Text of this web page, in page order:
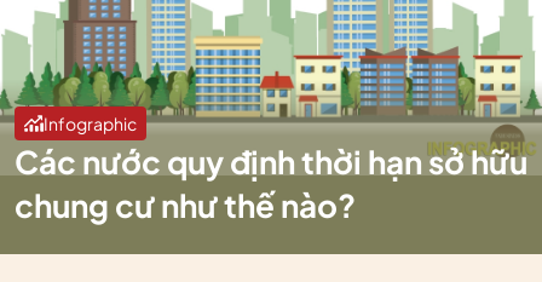
Infographic
Các nước quy định thời hạn sở hữu
chung cư như thế nào?